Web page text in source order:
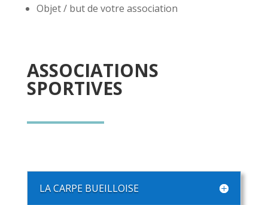
Objet / but de votre association
ASSOCIATIONS
SPORTIVES
LA CARPE BUEILLOISE